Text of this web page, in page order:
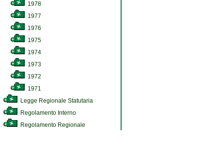
1978
1977
1976
1975
1974
1973
1972
1971
Legge Regionale Statutaria
Regolamento Interno
Regolamento Regionale